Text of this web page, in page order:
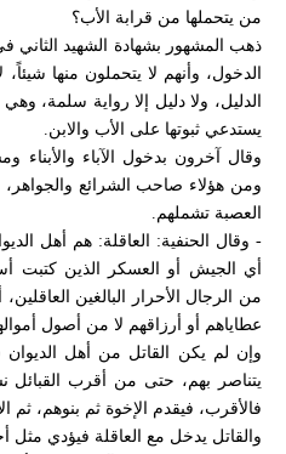
من يتحملها من قرابة الأب؟
ذهب المشهور بشهادة الشهيد
الدخول، وأنهم لا يتحملون منها
الدليل، ولا دليل إلا رواية سلمة،
يستدعي ثبوتها على الأب والابن.
وقال آخرون بدخول الآباء والأبناء
ومن هؤلاء صاحب الشرائع
العصبة تشملهم.
- وقال الحنفية: العاقلة: هم أهل
أي الجيش أو العسكر الذين كتبت
من الرجال الأحرار البالغين
عطاياهم أو أرزاقهم لا من أصول
وإن لم يكن القاتل من أهل الديوان
يتناصر بهم، حتى من أقرب القبائل
فالأقرب، فيقدم الإخوة ثم بنوهم، ثم
والقاتل يدخل مع العاقلة فيؤدي مثل